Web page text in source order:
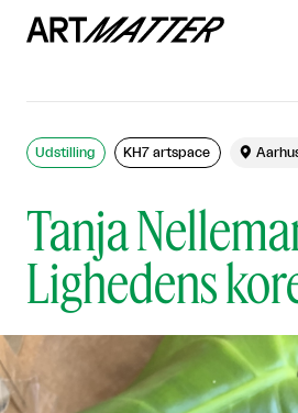
Tanja
Lighedens
Udstilling KH7 artspace 